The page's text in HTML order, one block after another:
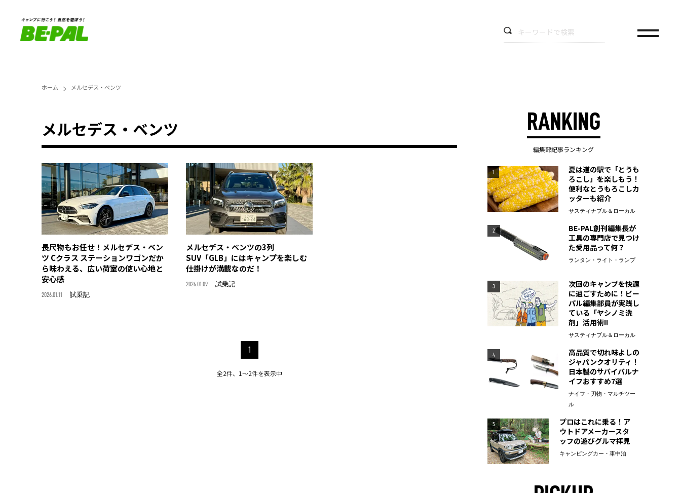
ホーム メルセデス・ベンツ
メルセデス・ベンツ
長尺物もお任せ！メルセデス・ベン
ツ Cクラス ステーションワゴンだか
ら味わえる、広い荷室の使い心地と
安心感
2026.01.11 試乗記
メルセデス・ベンツの3列
SUV「GLB」にはキャンプを楽しむ
仕掛けが満載なのだ！
2026.01.09 試乗記
1
全2件、1〜2件を表示中
RANKING
編集部記事ランキング
1
夏は道の駅で「とうも
ろこし」を楽しもう！
便利なとうもろこしカ
ッターも紹介
サスティナブル＆ローカル
2
BE-PAL創刊編集長が
工具の専門店で見つけ
た愛用品って何？
ランタン・ライト・ランプ
3
次回のキャンプを快適
に過ごすために！ビー
パル編集部員が実践し
ている「ヤシノミ洗
剤」活用術!!
サスティナブル＆ローカル
4
高品質で切れ味よしの
ジャパンクオリティ！
日本製のサバイバルナ
イフおすすめ7選
ナイフ・刃物・マルチツー
ル
5
プロはこれに乗る！ア
ウトドアメーカースタ
ッフの遊びグルマ拝見
キャンピングカー・車中泊